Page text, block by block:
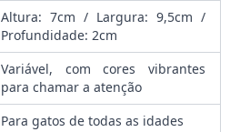
Altura: 7cm / Largura: 9,5cm /
Profundidade: 2cm
Variável, com cores vibrantes
para chamar a atenção
Para gatos de todas as idades